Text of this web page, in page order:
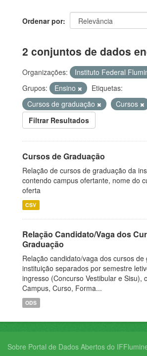
Ordenar por
2 conjuntos de dados
Organizações:
Instituto Federal
Grupos:
Ensino
Etiquetas:
Cursos de graduação
Cursos
Filtrar Resultados
Cursos de Graduação
Relação de cursos de graduação da
contendo campus ofertante, nome do
oferta
CSV
Relação Candidato/Vaga dos
Graduação
Relação candidato/vaga dos cursos
instituição separados por semestre
ingresso (Concurso Vestibular e Sisu),
Campus, Curso, Forma...
ODS
Sobre Portal de Dados Abertos do